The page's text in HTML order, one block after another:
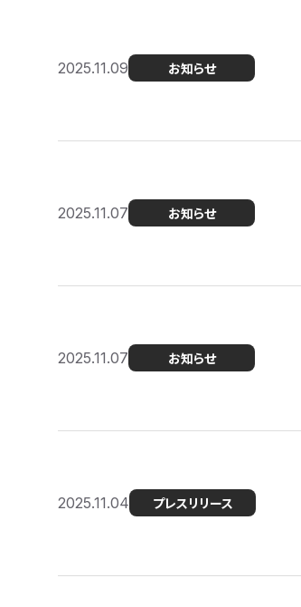
2025.11.09 お知らせ
2025.11.07 お知らせ
2025.11.07 お知らせ
2025.11.04 プレスリリース